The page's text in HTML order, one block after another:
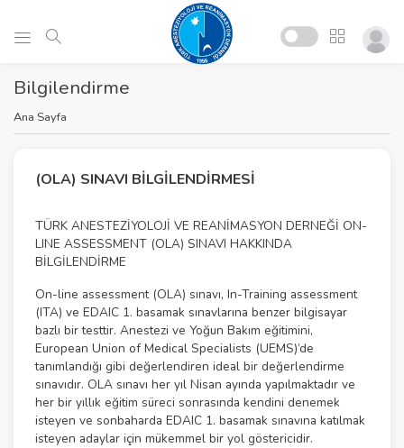
Bilgilendirme
Ana Sayfa
(OLA) SINAVI BİLGİLENDİRMESİ
TÜRK ANESTEZİYOLOJİ VE REANİMASYON DERNEĞİ ON-
LINE ASSESSMENT (OLA) SINAVI HAKKINDA
BİLGİLENDİRME
On-line assessment (OLA) sınavı, In-Training assessment
(ITA) ve EDAIC 1. basamak sınavlarına benzer bilgisayar
bazlı bir testtir. Anestezi ve Yoğun Bakım eğitimini,
European Union of Medical Specialists (UEMS)’de
tanımlandığı gibi değerlendiren ideal bir değerlendirme
sınavıdır. OLA sınavı her yıl Nisan ayında yapılmaktadır ve
her bir yıllık eğitim süreci sonrasında kendini denemek
isteyen ve sonbaharda EDAIC 1. basamak sınavına katılmak
isteyen adaylar için mükemmel bir yol göstericidir.